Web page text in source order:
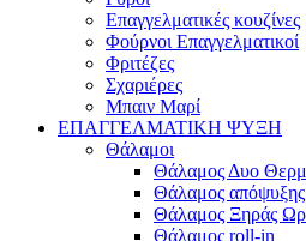
Επαγγελματικές κουζίνες
Φούρνοι Επαγγελματικοί
Φριτέζες
Σχαριέρες
Μπαιν Μαρί
ΕΠΑΓΓΕΛΜΑΤΙΚΗ ΨΥΞΗ
Θάλαμοι
Θάλαμος Δυο
Θάλαμος απόψυξης
Θάλαμος Ξηράς
Θάλαμος roll-in